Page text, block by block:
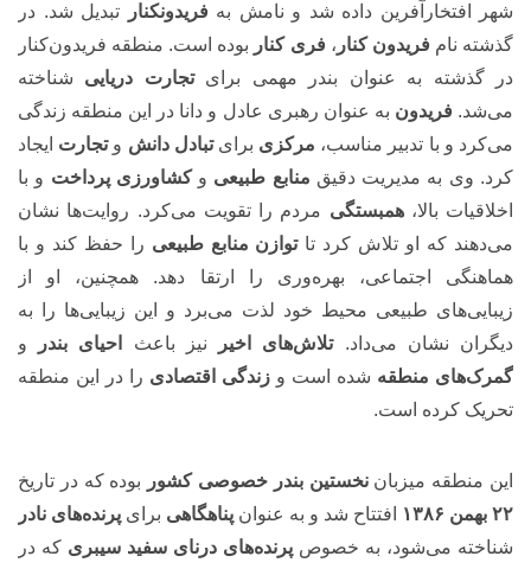
شهر افتخارآفرین داده شد و نامش به فریدونکنار
تبدیل شد. در
گذشته نام فریدون کنار ، فری کنار بوده است. منطقه فریدون‌کنار
در گذشته به عنوان بندر مهمی برایتجارت دریایی شناخته
می‌شد. فریدون به عنوان رهبری عادل و دانا در این منطقه زندگی
می‌کرد و با تدبیر مناسب، مرکزی برای تبادل دانش وتجارت ایجاد
کرد. وی به مدیریت دقیق منابع طبیعی وکشاورزی پرداخت و با
اخلاقیات بالا،همبستگی مردم را تقویت می‌کرد. روایت‌ها نشان
می‌دهند که او تلاش کرد تا توازن منابع طبیعی را حفظ کند و با
هماهنگی اجتماعی، بهره‌وری را ارتقا دهد. همچنین، او از
زیبایی‌های طبیعی محیط خود لذت می‌برد و این زیبایی‌ها را به
دیگران نشان می‌داد.تلاش‌های اخیر نیز باعث احیای بندر و
گمرک‌های منطقه شده است و زندگی اقتصادی را در این منطقه
تحریک کرده است.
این منطقه میزباننخستین بندر خصوصی کشور
بوده که در تاریخ
۲۲ بهمن ۱۳۸۶
افتتاح شد و به عنوان پناهگاهی برای پرنده‌های نادر
شناخته می‌شود، به خصوص پرنده‌های درنای سفید سیبری که در